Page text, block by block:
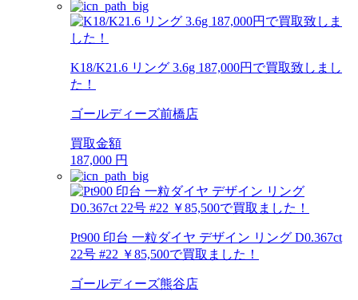
K18/K21.6 リング 3.6g 187,000円で買取致しまし
た！
ゴールディーズ前橋店
買取金額
187,000 円
Pt900 印台 一粒ダイヤ デザイン リング D0.367ct
22号 #22 ￥85,500で買取ました！
ゴールディーズ熊谷店